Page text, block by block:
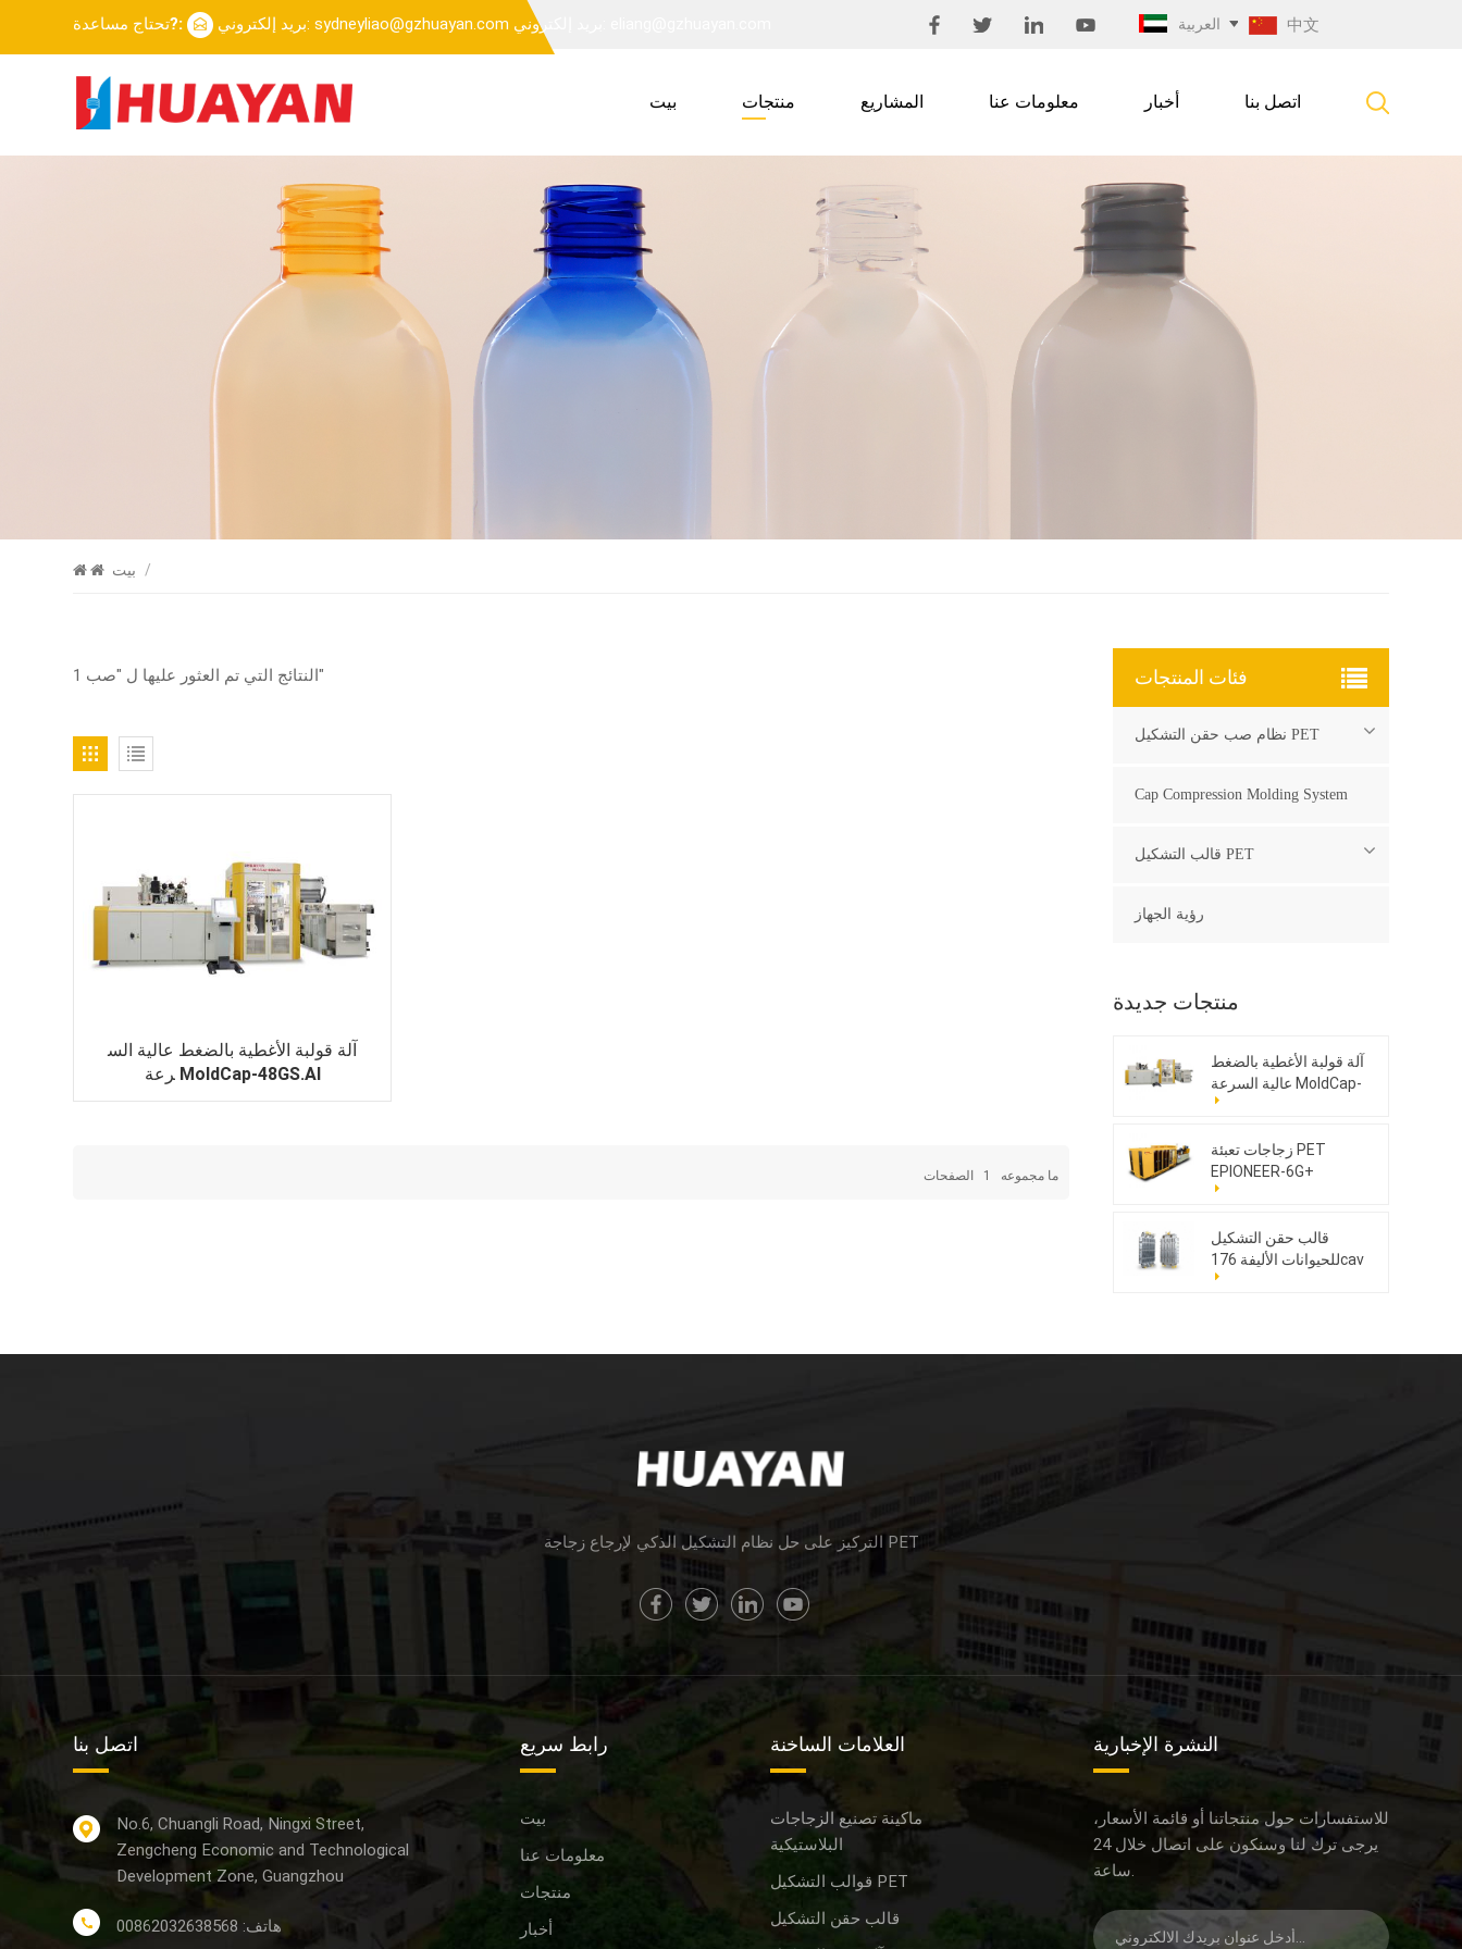
تحتاج مساعدة?: بريد إلكتروني: sydneyliao@gzhuayan.com العربية 中文
بيت منتجات المشاريع معلومات عنا أخبار اتصل بنا
بيت /
1 النتائج التي تم العثور عليها ل "صب"
آلة قولبة الأغطية بالضغط عالية الس
رعة MoldCap-48GS.AI
ما مجموعه 1 الصفحات
فئات المنتجات
نظام صب حقن التشكيل PET
Cap Compression Molding System
قالب التشكيل PET
رؤية الجهاز
منتجات جديدة
آلة قولبة الأغطية بالضغط
عالية السرعة MoldCap-
48GS.AI
زجاجات تعبئة PET
EPIONEER-6G+
قالب حقن التشكيل
للحيوانات الأليفة 176cav
التركيز على حل نظام التشكيل الذكي لإرجاع زجاجة PET
اتصل بنا
No.6, Chuangli Road, Ningxi Street,
Zengcheng Economic and Technological
Development Zone, Guangzhou
هاتف: 00862032638568
رابط سريع
بيت
معلومات عنا
منتجات
أخبار
العلامات الساخنة
ماكينة تصنيع الزجاجات
البلاستيكية
قوالب التشكيل PET
قالب حقن التشكيل
النشرة الإخبارية
للاستفسارات حول منتجاتنا أو قائمة الأسعار،
يرجى ترك لنا وسنكون على اتصال خلال 24
ساعة.